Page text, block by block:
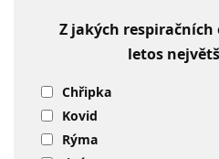
Z jakých
letos
Chřipka
Kovid
Rýma